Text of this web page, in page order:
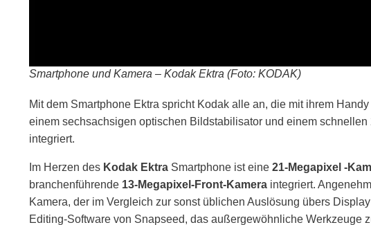
Smartphone und Kamera – Kodak Ektra (Foto: KODAK)
Mit dem Smartphone Ektra spricht Kodak alle an, die mit ihrem
einem sechsachsigen optischen Bildstabilisator und einem
integriert.
Im Herzen des Kodak Ektra Smartphone ist eine 21-Megapixel -
branchenführende 13-Megapixel-Front-Kamera integriert.
Kamera, der im Vergleich zur sonst üblichen Auslösung übers
Editing-Software von Snapseed, das außergewöhnliche Werkzeuge